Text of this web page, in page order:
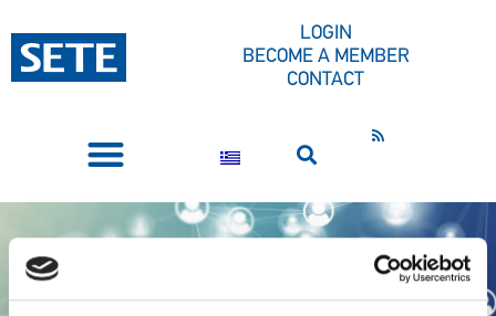
LOGIN
BECOME A MEMBER
CONTACT